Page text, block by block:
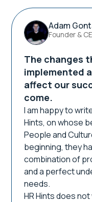
Adam
Founder &
The changes
implemented
affect our
come.
I am happy to
Hints, on whose
People and
beginning, they
combination of
and a perfect
needs.
HR Hints does